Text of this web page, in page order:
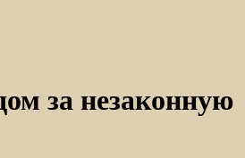
за незаконную